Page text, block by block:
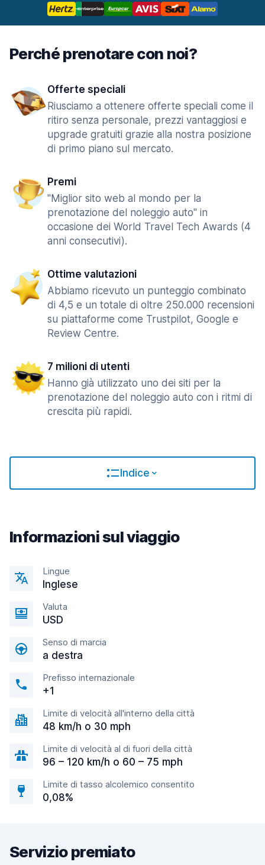
Perché prenotare con noi?
Offerte speciali
Riusciamo a ottenere offerte speciali come il
ritiro senza personale, prezzi vantaggiosi e
upgrade gratuiti grazie alla nostra posizione
di primo piano sul mercato.
Premi
"Miglior sito web al mondo per la
prenotazione del noleggio auto" in
occasione dei World Travel Tech Awards (4
anni consecutivi).
Ottime valutazioni
Abbiamo ricevuto un punteggio combinato
di 4,5 e un totale di oltre 250.000 recensioni
su piattaforme come Trustpilot, Google e
Review Centre.
7 milioni di utenti
Hanno già utilizzato uno dei siti per la
prenotazione del noleggio auto con i ritmi di
crescita più rapidi.
Indice
Informazioni sul viaggio
Lingue
Inglese
Valuta
USD
Senso di marcia
a destra
Prefisso internazionale
+1
Limite di velocità all'interno della città
48 km/h o 30 mph
Limite di velocità al di fuori della città
96 – 120 km/h o 60 – 75 mph
Limite di tasso alcolemico consentito
0,08%
Servizio premiato